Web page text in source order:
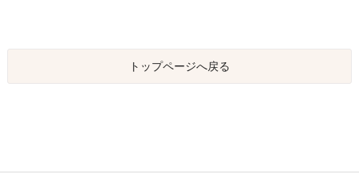
トップページへ戻る